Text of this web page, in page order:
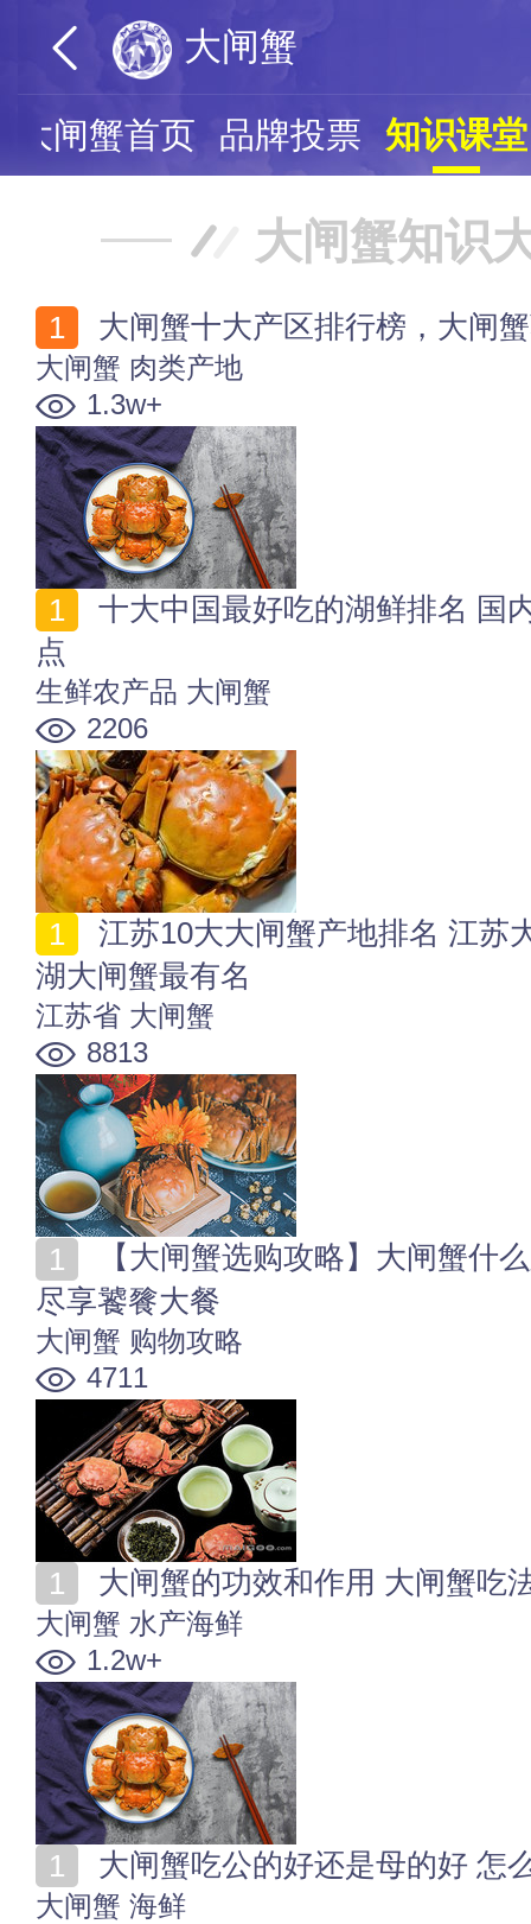
大闸蟹
大闸蟹首页 品牌投票 知识课堂
大闸蟹知识
大闸蟹十大产区排行榜，大闸
大闸蟹 肉类产地
1.3w+
点
生鲜农产品 大闸蟹
2206
湖大闸蟹最有名
江苏省 大闸蟹
8813
尽享饕餮大餐
大闸蟹 购物攻略
4711
大闸蟹的功效和作用 大闸蟹吃
大闸蟹 水产海鲜
1.2w+
大闸蟹吃公的好还是母的好 怎
大闸蟹 海鲜